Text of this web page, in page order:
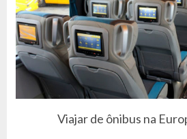
Viajar de ônibus na